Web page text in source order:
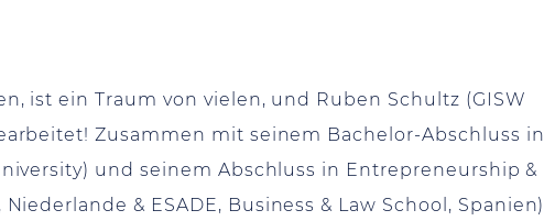
ist ein Traum von vielen, und Ruben Schultz (GISW
Zusammen mit seinem Bachelor-Abschluss in
und seinem Abschluss in Entrepreneurship &
& ESADE, Business & Law School, Spanien)